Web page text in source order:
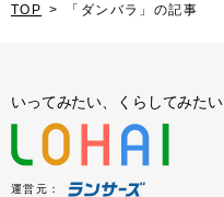
TOP 「ダンバラ」の記事
いってみたい、くらしてみたい
運営元：